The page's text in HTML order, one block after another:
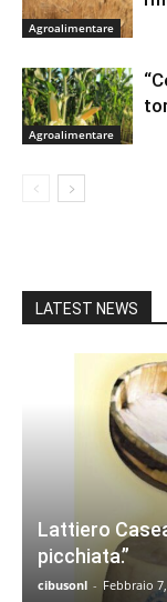
Agroalimentare
Agroalimentare
LATEST NEWS
Lattiero
picchiata.”
cibusonl - Febbraio